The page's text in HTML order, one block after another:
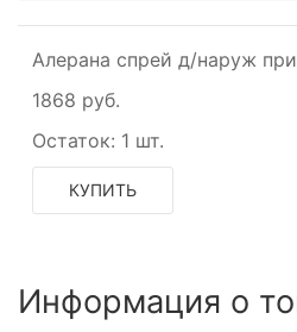
Алерана спрей д/наруж
1868 руб.
Остаток: 1 шт.
КУПИТЬ
Информация о